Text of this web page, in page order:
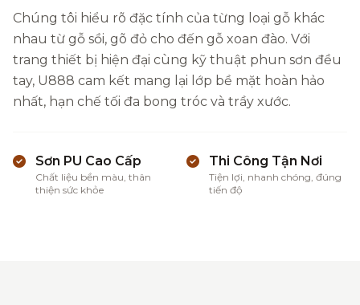
Chúng tôi hiểu rõ đặc tính của từng loại gỗ khác
nhau từ gỗ sồi, gõ đỏ cho đến gỗ xoan đào. Với
trang thiết bị hiện đại cùng kỹ thuật phun sơn đều
tay, U888 cam kết mang lại lớp bề mặt hoàn hảo
nhất, hạn chế tối đa bong tróc và trầy xước.
Sơn PU Cao Cấp
Chất liệu bền màu, thân
thiện sức khỏe
Thi Công Tận Nơi
Tiện lợi, nhanh chóng, đúng
tiến độ